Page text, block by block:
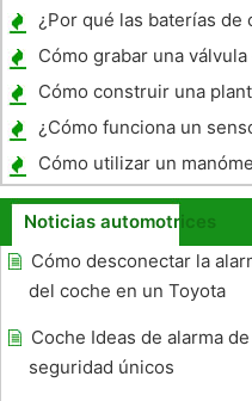
¿Por qué las baterías de
ser recargada ?
Cómo grabar una
Cómo construir una
Centro para tubo
¿Cómo funciona un
una motocicleta?
Cómo utilizar un
Noticias automotrices
Cómo desconectar la
del coche en un Toyota
Coche Ideas de alarma de
seguridad únicos